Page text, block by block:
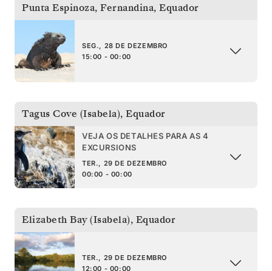
Punta Espinoza, Fernandina, Equador
SEG., 28 DE DEZEMBRO
15:00 - 00:00
Tagus Cove (Isabela), Equador
VEJA OS DETALHES PARA AS 4
EXCURSIONS
TER., 29 DE DEZEMBRO
00:00 - 00:00
Elizabeth Bay (Isabela), Equador
TER., 29 DE DEZEMBRO
12:00 - 00:00